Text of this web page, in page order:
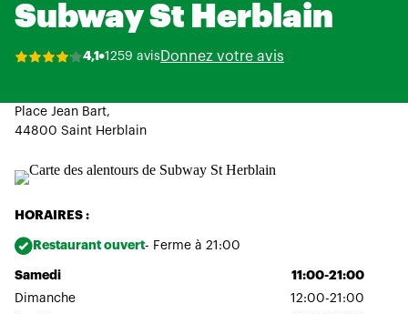
Subway St Herblain
4,1 1259 avis Donnez votre avis
Place Jean Bart,
44800 Saint Herblain
HORAIRES :
Restaurant ouvert- Ferme à 21:00
Samedi
11:00-21:00
Dimanche
12:00-21:00